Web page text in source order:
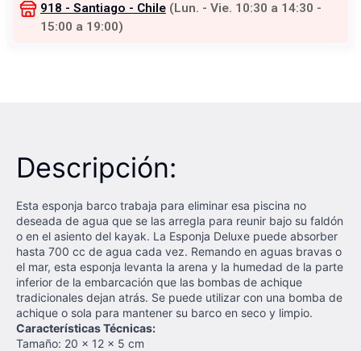
918 - Santiago - Chile (Lun. - Vie. 10:30 a 14:30 -
15:00 a 19:00)
Descripción:
Esta esponja barco trabaja para eliminar esa piscina no
deseada de agua que se las arregla para reunir bajo su faldón
o en el asiento del kayak. La Esponja Deluxe puede absorber
hasta 700 cc de agua cada vez. Remando en aguas bravas o
el mar, esta esponja levanta la arena y la humedad de la parte
inferior de la embarcación que las bombas de achique
tradicionales dejan atrás. Se puede utilizar con una bomba de
achique o sola para mantener su barco en seco y limpio.
Características Técnicas:
Tamaño: 20 x 12 x 5 cm